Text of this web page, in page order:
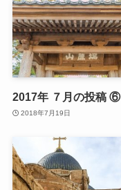
2017年 ７月の投稿 ⑥
2018年7月19日